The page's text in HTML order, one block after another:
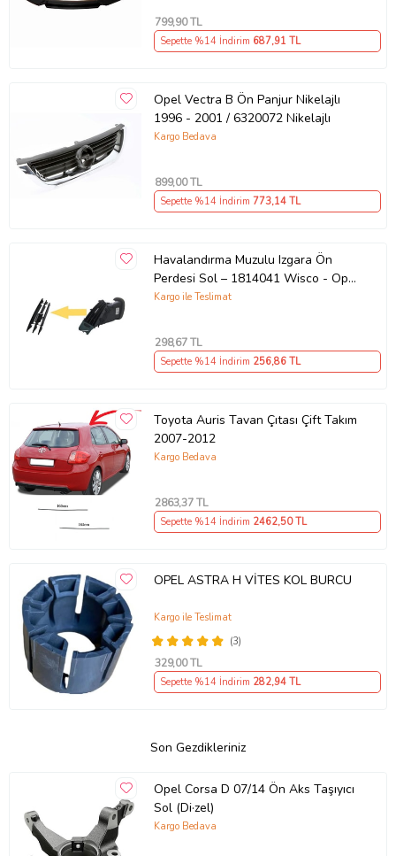
799,90 TL
Sepette %14 İndirim 687,91 TL
Opel Vectra B Ön Panjur Nikelajlı
1996 - 2001 / 6320072 Nikelajlı
Kargo Bedava
899,00 TL
Sepette %14 İndirim 773,14 TL
Havalandırma Muzulu Izgara Ön
Perdesi Sol – 1814041 Wisco - Opel
Astra J 11 Ve Sonrası Uyumlu
Kargo ile Teslimat
298,67 TL
Sepette %14 İndirim 256,86 TL
Toyota Auris Tavan Çıtası Çift Takım
2007-2012
Kargo Bedava
2863,37 TL
Sepette %14 İndirim 2462,50 TL
OPEL ASTRA H VİTES KOL BURCU
(3)
Kargo ile Teslimat
329,00 TL
Sepette %14 İndirim 282,94 TL
Son Gezdikleriniz
Opel Corsa D 07/14 Ön Aks Taşıyıcı
Sol (Di·zel)
Kargo Bedava